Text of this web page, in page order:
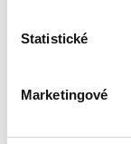
Statistické
Marketingové